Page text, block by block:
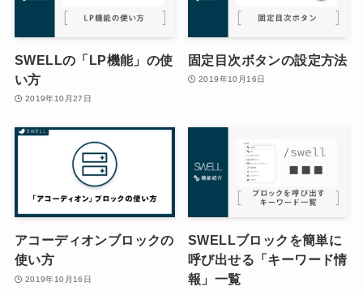
SWELLの「LP機能」の使
い方
2019年10月27日
固定目次ボタンの設定方法
2019年10月16日
アコーディオンブロックの
使い方
2019年10月16日
SWELLブロックを簡単に
呼び出せる「キーワード情
報」一覧